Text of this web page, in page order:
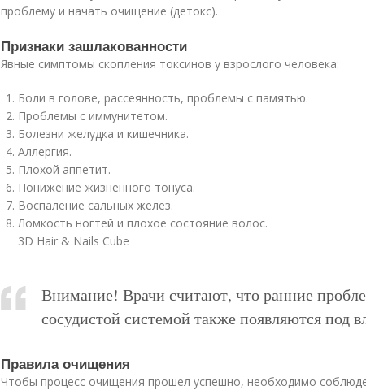
проблему и начать очищение (детокс).
Признаки зашлакованности
Явные симптомы скопления токсинов у взрослого человека:
Боли в голове, рассеянность, проблемы с памятью.
Проблемы с иммунитетом.
Болезни желудка и кишечника.
Аллергия.
Плохой аппетит.
Понижение жизненного тонуса.
Воспаление сальных желез.
Ломкость ногтей и плохое состояние волос.
3D Hair & Nails Cube
Внимание! Врачи считают, что ранние
сосудистой системой также появляются под
Правила очищения
Чтобы процесс очищения прошел успешно, необходимо